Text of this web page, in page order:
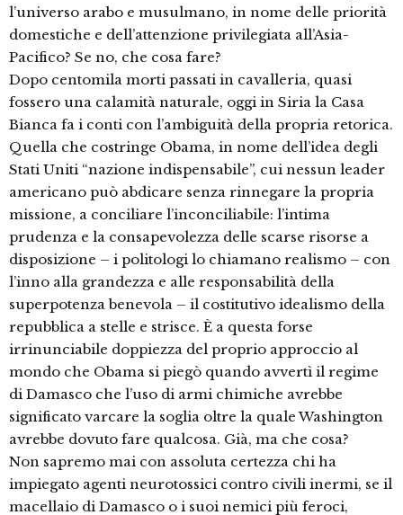
l’universo arabo e musulmano, in nome delle priorità
domestiche e dell’attenzione privilegiata all’Asia-
Pacifico? Se no, che cosa fare?
Dopo centomila morti passati in cavalleria, quasi
fossero una calamità naturale, oggi in Siria la Casa
Bianca fa i conti con l’ambiguità della propria retorica.
Quella che costringe Obama, in nome dell’idea degli
Stati Uniti “nazione indispensabile”, cui nessun leader
americano può abdicare senza rinnegare la propria
missione, a conciliare l’inconciliabile: l’intima
prudenza e la consapevolezza delle scarse risorse a
disposizione – i politologi lo chiamano realismo – con
l’inno alla grandezza e alle responsabilità della
superpotenza benevola – il costitutivo idealismo della
repubblica a stelle e strisce. È a questa forse
irrinunciabile doppiezza del proprio approccio al
mondo che Obama si piegò quando avvertì il regime
di Damasco che l’uso di armi chimiche avrebbe
significato varcare la soglia oltre la quale Washington
avrebbe dovuto fare qualcosa. Già, ma che cosa?
Non sapremo mai con assoluta certezza chi ha
impiegato agenti neurotossici contro civili inermi, se il
macellaio di Damasco o i suoi nemici più feroci,